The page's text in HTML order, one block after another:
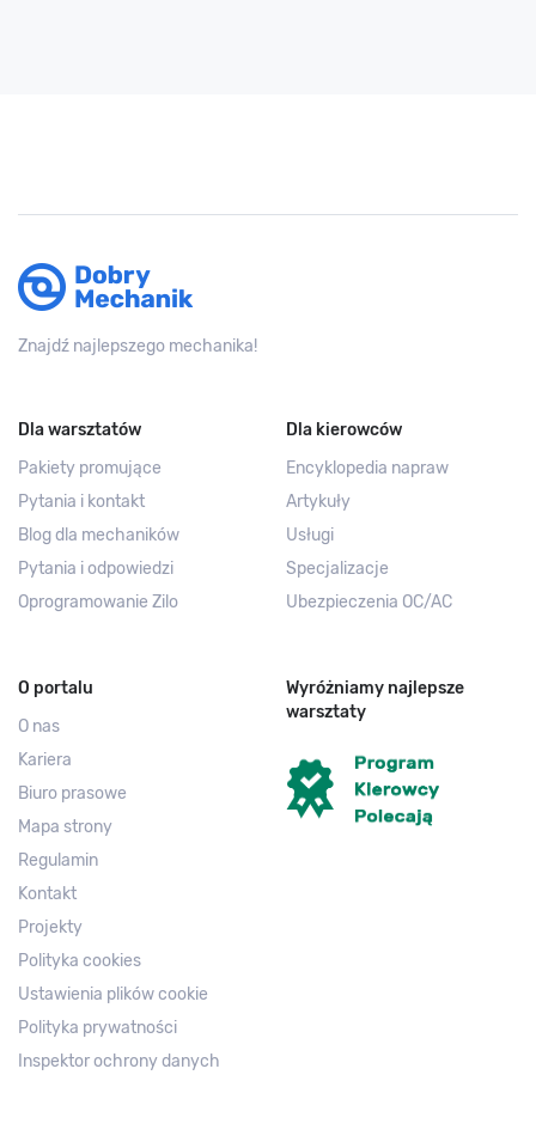
Znajdź najlepszego mechanika!
Dla warsztatów
Pakiety promujące
Pytania i kontakt
Blog dla mechaników
Pytania i odpowiedzi
Oprogramowanie Zilo
Dla kierowców
Encyklopedia napraw
Artykuły
Usługi
Specjalizacje
Ubezpieczenia OC/AC
O portalu
O nas
Kariera
Biuro prasowe
Mapa strony
Regulamin
Kontakt
Projekty
Polityka cookies
Ustawienia plików cookie
Polityka prywatności
Inspektor ochrony danych
Wyróżniamy najlepsze
warsztaty